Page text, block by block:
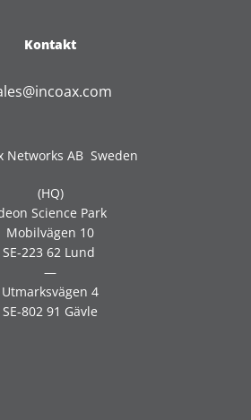
Kontakt
Networks AB Sweden
(HQ)
Science Park
Mobilvägen 10
SE-223 62 Lund
—
Utmarksvägen 4
SE-802 91 Gävle